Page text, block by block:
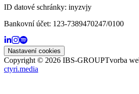
ID datové schránky: inyzvjy
Bankovní účet: 123-7389470247/0100
Nastavení cookies
Copyright © 2026 IBS-GROUPTvorba
ctyri.media